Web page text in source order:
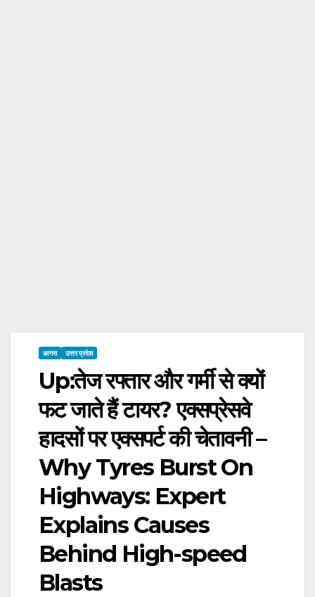
आगरा उत्तर प्रदेश
Up:तेज रफ्तार और गर्मी से क्यों
फट जाते हैं टायर? एक्सप्रेसवे
हादसों पर एक्सपर्ट की चेतावनी –
Why Tyres Burst On
Highways: Expert
Explains Causes
Behind High-speed
Blasts